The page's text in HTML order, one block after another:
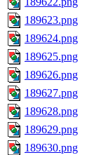
189623.png
189624.png
189625.png
189626.png
189627.png
189628.png
189629.png
189630.png